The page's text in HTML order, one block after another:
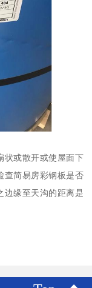
状或散开或使屋面下
查简易房彩钢板是否
边缘至天沟的距离是